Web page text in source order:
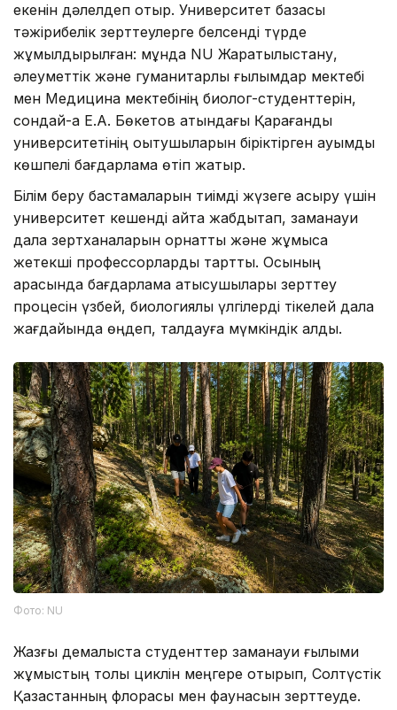
екенін дәлелдеп отыр. Университет базасы
тәжірибелік зерттеулерге белсенді түрде
жұмылдырылған: мұнда NU Жаратылыстану,
әлеуметтік және гуманитарлық ғылымдар мектебі
мен Медицина мектебінің биолог-студенттерін,
сондай-ақ Е.А. Бөкетов атындағы Қарағанды
университетінің оқытушыларын біріктірген ауқымды
көшпелі бағдарлама өтіп жатыр.
Білім беру бастамаларын тиімді жүзеге асыру үшін
университет кешенді қайта жабдықтап, заманауи
дала зертханаларын орнатты және жұмысқа
жетекші профессорларды тартты. Осының
арқасында бағдарлама қатысушылары зерттеу
процесін үзбей, биологиялық үлгілерді тікелей дала
жағдайында өңдеп, талдауға мүмкіндік алды.
Фото: NU
Жазғы демалыста студенттер заманауи ғылыми
жұмыстың толық циклін меңгере отырып, Солтүстік
Қазақстанның флорасы мен фаунасын зерттеуде.